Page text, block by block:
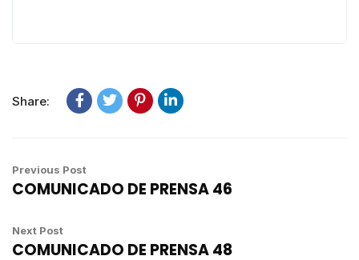
Share:
Previous Post
COMUNICADO DE PRENSA 46
Next Post
COMUNICADO DE PRENSA 48